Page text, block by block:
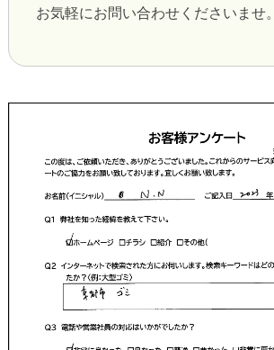
お気軽にお問い合わせくださいませ。